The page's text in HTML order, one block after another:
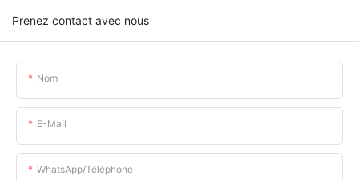
Prenez contact avec nous
Nom
E-Mail
WhatsApp/téléphone